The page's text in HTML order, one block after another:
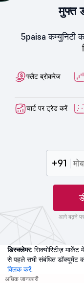
मुफ्त
5paisa कम्युनिटी
फ्लैट ब्रोकरेज
चार्ट पर ट्रेड करें
+91
आगे बढ़ने
डिस्क्लेमर: सिक्योरिटीज़
से पहले सभी संबंधित डॉक्यूमेंट
क्लिक करें.
अधिक जानकारी